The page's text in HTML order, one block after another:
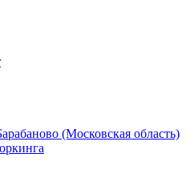
(Московская область)